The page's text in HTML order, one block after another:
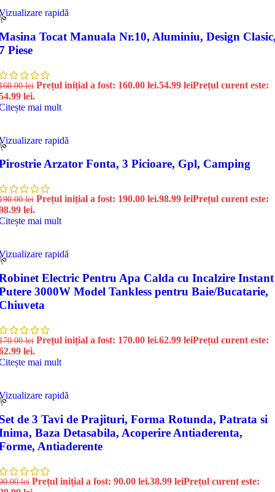
rapidă
Tocat Manuala Nr.10, Aluminiu, Design
Piese
lei Prețul inițial a fost: 160.00 lei.54.99 leiPrețul curent este:
lei.
mai mult
rapidă
Arzator Fonta, 3 Picioare, Gpl, Camping
lei Prețul inițial a fost: 190.00 lei.98.99 leiPrețul curent este:
lei.
mai mult
rapidă
Electric Pentru Apa Calda cu Incalzire Instant
3000W Model Tankless pentru Baie/Bucatarie,
lei Prețul inițial a fost: 170.00 lei.62.99 leiPrețul curent este:
lei.
mai mult
rapidă
de 3 Tavi de Prajituri, Forma Rotunda, Patrata si
Baza Detasabila, Acoperire Antiaderenta,
Antiaderente
lei Prețul inițial a fost: 90.00 lei.38.99 leiPrețul curent este: